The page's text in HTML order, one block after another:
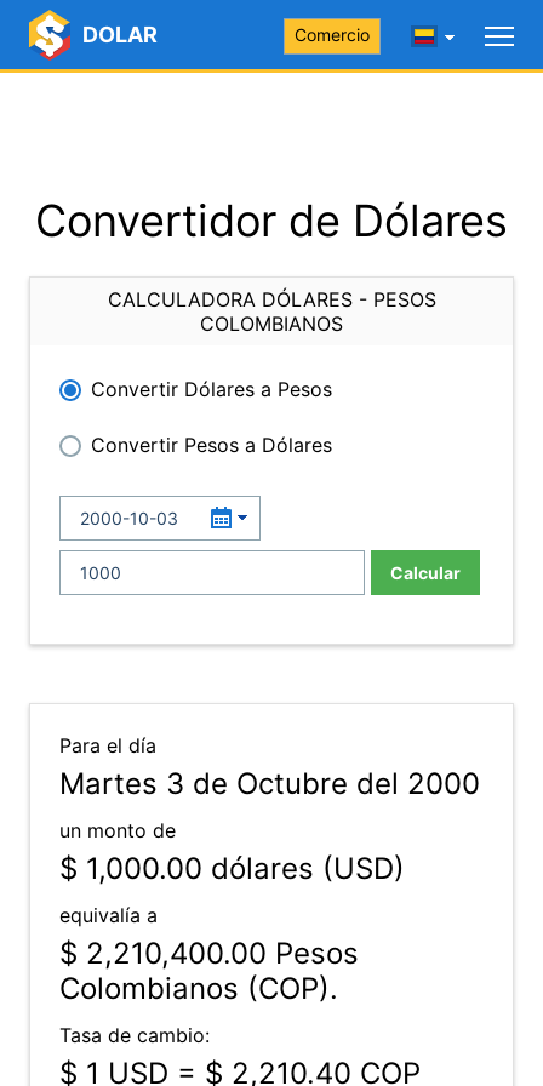
DOLAR Comercio
Convertidor de Dólares
CALCULADORA DÓLARES - PESOS
COLOMBIANOS
Convertir Dólares a Pesos
Convertir Pesos a Dólares
Calcular
Para el día
Martes 3 de Octubre del 2000
un monto de
$ 1,000.00 dólares (USD)
equivalía a
$ 2,210,400.00 Pesos
Colombianos (COP).
Tasa de cambio:
$ 1 USD = $ 2,210.40 COP